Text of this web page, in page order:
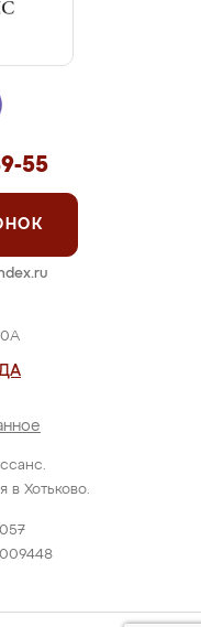
в Хотьково.
55